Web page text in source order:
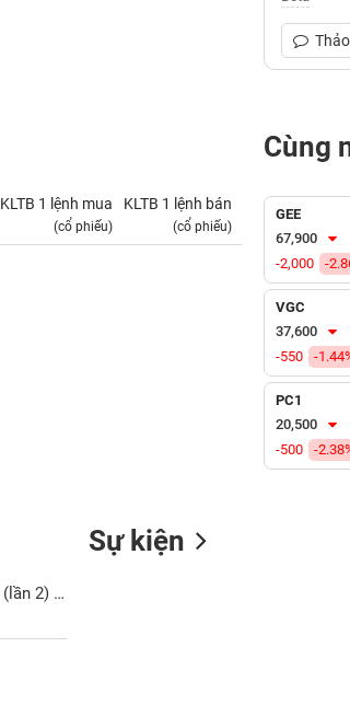
KLTB 1 lệnh mua
(cổ phiếu)
KLTB 1 lệnh bán
(cổ phiếu)
Cùng
GEE
67,900
-2,000
-
VGC
37,600
-550
-
PC1
20,500
-500
-
ATA: Công bố thông tin về việc tổ chức Đại hội đồng cổ đông thường niên năm 2020 (lần 2) không thành công
Sự kiện